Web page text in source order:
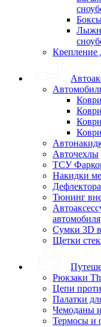
Крепление
Авточехлы
ТСУ
Накидки
Тюнинг
автомобиля
Сумки 3D
Щетки
Рюкзаки
Цепи
Палатки
Чемоданы
Термосы и